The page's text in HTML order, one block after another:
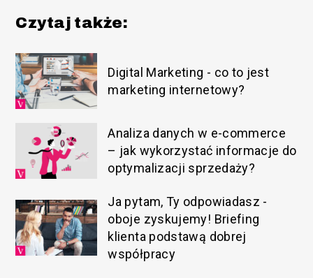
Czytaj także:
Digital Marketing - co to jest
marketing internetowy?
Analiza danych w e-commerce
– jak wykorzystać informacje do
optymalizacji sprzedaży?
Ja pytam, Ty odpowiadasz -
oboje zyskujemy! Briefing
klienta podstawą dobrej
współpracy